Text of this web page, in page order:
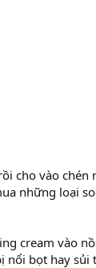
cho vào
những loại
cream vào
bọt hay sủi